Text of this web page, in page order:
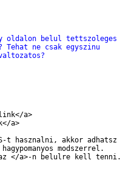
oldalon belul tettszoleges
Tehat ne csak egyszinu
a>
a>
t hasznalni, akkor adhatsz
modszerrel.
</a>-n belulre kell tenni.